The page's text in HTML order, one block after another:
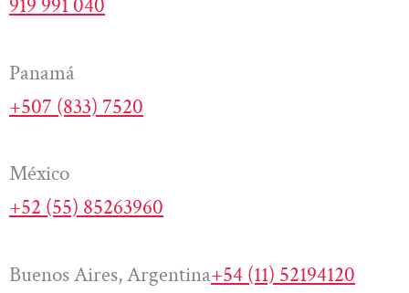
919 991 040
Panamá
+507 (833) 7520
México
+52 (55) 85263960
Buenos Aires, Argentina+54 (11) 52194120